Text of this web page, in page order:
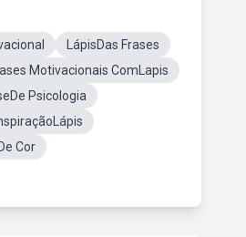
LápisDas Frases
Motivacionais ComLapis
Psicologia
Cor